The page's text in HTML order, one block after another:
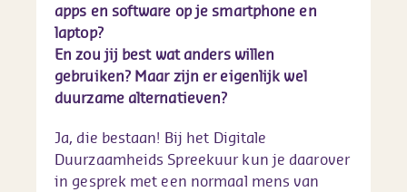
apps en software op je smartphone en
laptop?
En zou jij best wat anders willen
gebruiken? Maar zijn er eigenlijk wel
duurzame alternatieven?
Ja, die bestaan! Bij het Digitale
Duurzaamheids Spreekuur kun je daarover
in gesprek met een normaal mens van